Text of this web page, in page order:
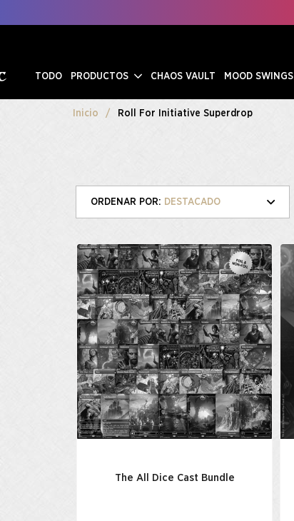
TODO PRODUCTOS CHAOS VAULT MOOD SWINGS
Inicio Roll For Initiative Superdrop
DESTACADO
The All Dice Cast Bundle